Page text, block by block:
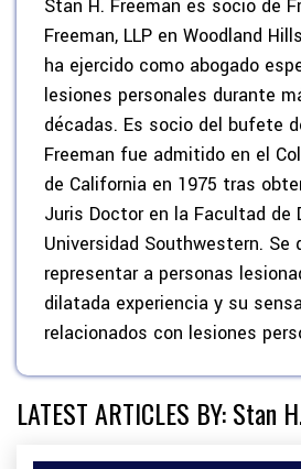
Stan H. Freeman es socio de
Freeman, LLP en Woodland
ha ejercido como abogado
lesiones personales durante
décadas. Es socio del bufete
Freeman fue admitido en el
de California en 1975 tras
Juris Doctor en la Facultad de
Universidad Southwestern. Se
representar a personas
dilatada experiencia y su
relacionados con lesiones
LATEST ARTICLES BY: Stan